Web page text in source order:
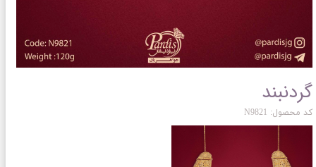
گردنبند
کد محصول: N9821